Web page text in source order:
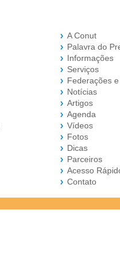
A Conut
Palavra do
Informações
Serviços
Federações
Notícias
Artigos
Agenda
Vídeos
Fotos
Dicas
Parceiros
Acesso
Contato